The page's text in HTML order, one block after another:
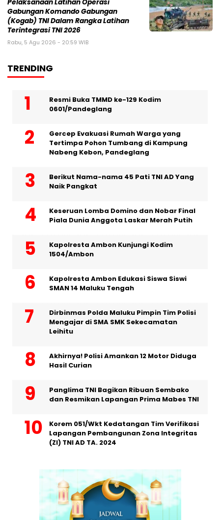
Pelaksanaan Latihan Operasi
Gabungan Komando Gabungan
(Kogab) TNI Dalam Rangka Latihan
Terintegrasi TNI 2026
Rabu, 5 Agu 2026 - 20:59 WIB
TRENDING
Resmi Buka TMMD ke-129 Kodim
0601/Pandeglang
Gercep Evakuasi Rumah Warga yang
Tertimpa Pohon Tumbang di Kampung
Nabeng Kebon, Pandeglang
Berikut Nama-nama 45 Pati TNI AD Yang
Naik Pangkat
Keseruan Lomba Domino dan Nobar Final
Piala Dunia Anggota Laskar Merah Putih
Kapolresta Ambon Kunjungi Kodim
1504/Ambon
Kapolresta Ambon Edukasi Siswa Siswi
SMAN 14 Maluku Tengah
Dirbinmas Polda Maluku Pimpin Tim Polisi
Mengajar di SMA SMK Sekecamatan
Leihitu
Akhirnya! Polisi Amankan 12 Motor Diduga
Hasil Curian
Panglima TNI Bagikan Ribuan Sembako
dan Resmikan Lapangan Prima Mabes TNI
Korem 051/Wkt Kedatangan Tim Verifikasi
Lapangan Pembangunan Zona Integritas
(ZI) TNI AD TA. 2024